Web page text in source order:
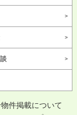
物件掲載について